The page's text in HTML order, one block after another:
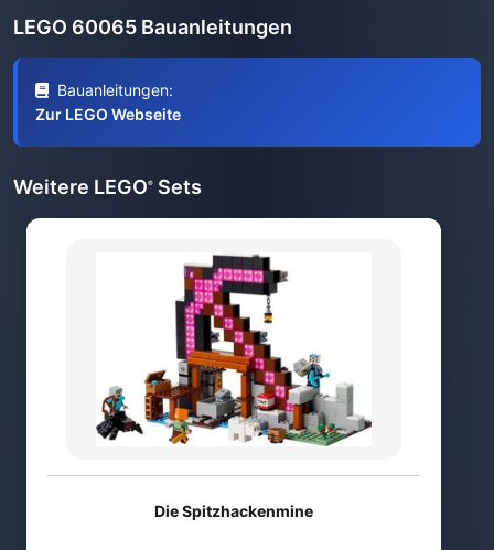
LEGO 60065 Bauanleitungen
Bauanleitungen:
Zur LEGO Webseite
Weitere LEGO® Sets
Die Spitzhackenmine